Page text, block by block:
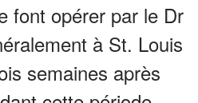
font opérer par le Dr
à St. Louis
semaines après